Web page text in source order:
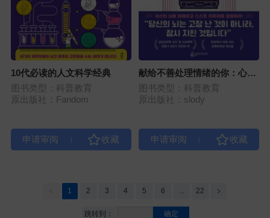
10代必读的人文科学经典
图书类型：科普教育
原出版社：Fandom
献给不善处理情绪的你：心灵
与大脑的科学 当内心崩溃时，
大脑如何帮助我们重新站起
来？
图书类型：科普教育
原出版社：slody
1 2 3 4 5 6 ... 22
跳转到： 确定